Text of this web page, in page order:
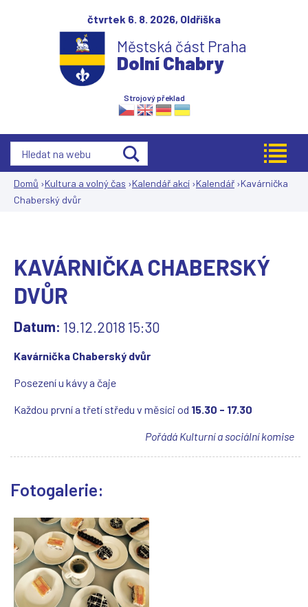
čtvrtek 6. 8. 2026, Oldřiška
Městská část Praha
Dolní Chabry
Strojový překlad
Jste
Domů ›Kultura a volný čas ›Kalendář akcí ›Kalendář ›Kavárnička
Chaberský dvůr
KAVÁRNIČKA CHABERSKÝ
DVŮR
Datum: 19.12.2018 15:30
Kavárnička Chaberský dvůr
Posezení u kávy a čaje
Každou první a třetí středu v měsíci od 15.30 - 17.30
Pořádá Kulturní a sociální komise
Fotogalerie: